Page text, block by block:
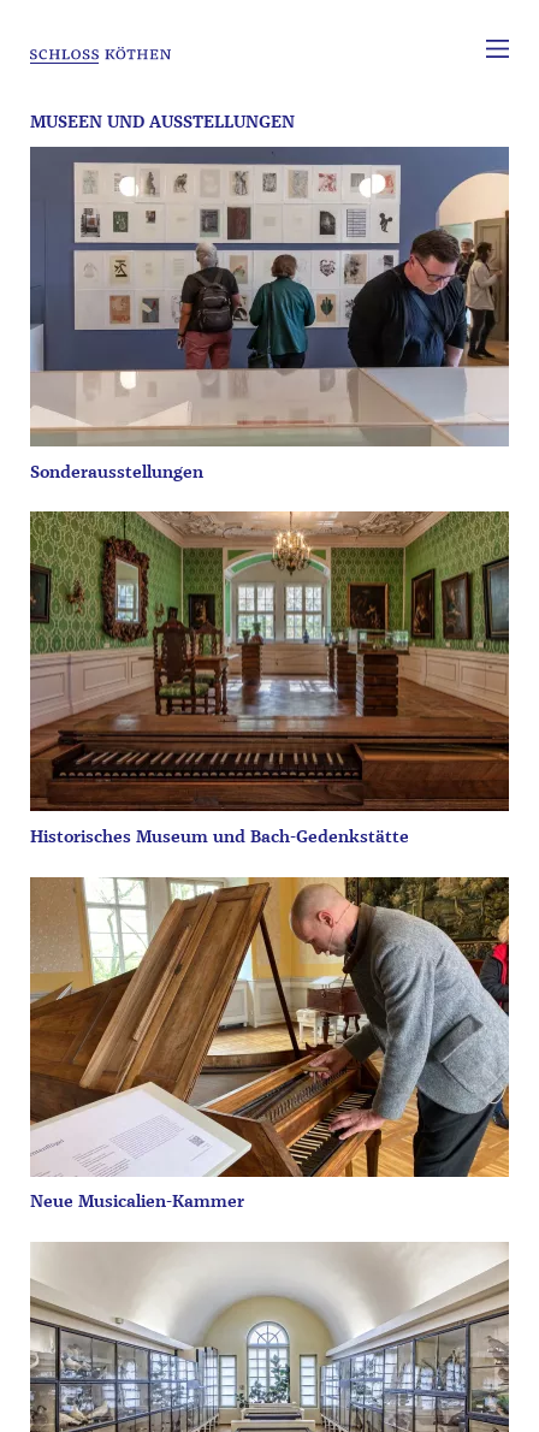
MUSEEN UND AUSSTELLUNGEN
Sonderausstellungen
Historisches Museum und Bach-Gedenkstätte
Neue Musicalien-Kammer